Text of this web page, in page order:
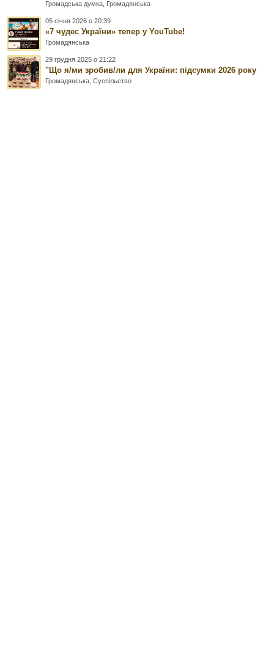
Громадська думка Громадянська
05 січня 2026 о 20:39
«7 чудес України» тепер у YouTube!
Громадянська
29 грудня 2025 о 21:22
"Що я/ми зробив/ли для України: підсумки 2026 року
Громадянська ,Суспільство